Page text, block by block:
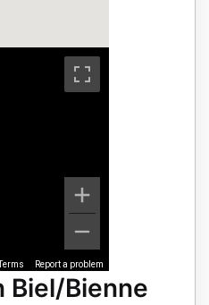
Report a problem
Biel/Bienne